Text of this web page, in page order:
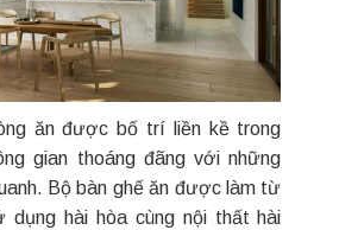
ăn được bố trí liền kề trong
gian thoáng đãng với những
Bộ bàn ghế ăn được làm từ
dụng hài hòa cùng nội thất hài